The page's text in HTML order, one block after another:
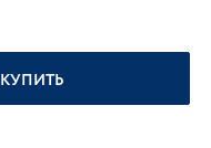
КУПИТЬ